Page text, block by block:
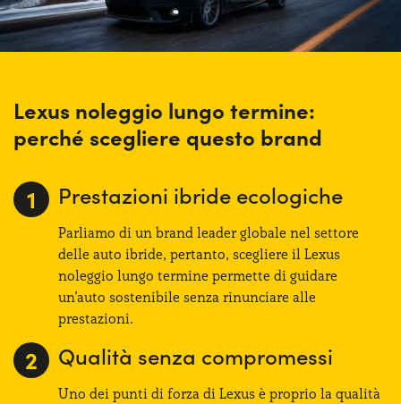
Lexus noleggio lungo termine:
perché scegliere questo brand
Prestazioni ibride ecologiche
Parliamo di un brand leader globale nel settore
delle auto ibride, pertanto, scegliere il Lexus
noleggio lungo termine permette di guidare
un’auto sostenibile senza rinunciare alle
prestazioni.
Qualità senza compromessi
Uno dei punti di forza di Lexus è proprio la qualità